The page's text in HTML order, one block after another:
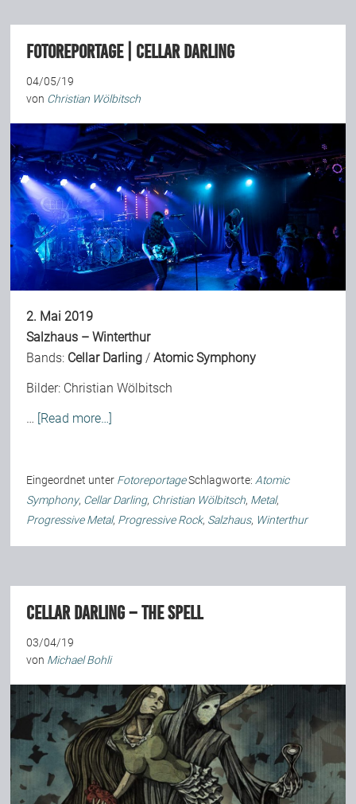
Team
Join Us
Support Us
Kalender
Playlisten
Fotoreportage | Cellar Darling
04/05/19
von Christian Wölbitsch
2. Mai 2019
Salzhaus – Winterthur
Bands: Cellar Darling /Atomic Symphony
Bilder: Christian Wölbitsch
… [Read more…]
Eingeordnet unter FotoreportageSchlagworte:Atomic
Symphony, Cellar Darling, Christian Wölbitsch, Metal,
Progressive Metal, Progressive Rock, Salzhaus, Winterthur
Cellar Darling – The Spell
03/04/19
von Michael Bohli